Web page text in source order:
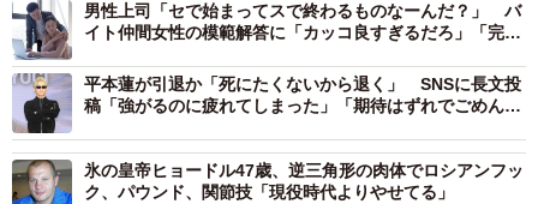
男性上司「セで始まってスで終わるものなーんだ？」 バ
イト仲間女性の模範解答に「カッコ良すぎるだろ」「完璧
平本蓮が引退か「死にたくないから退く」 SNSに長文投
稿「強がるのに疲れてしまった」「期待はずれでごめんな
氷の皇帝ヒョードル47歳、逆三角形の肉体でロシアンフッ
ク、パウンド、関節技「現役時代よりやせてる」